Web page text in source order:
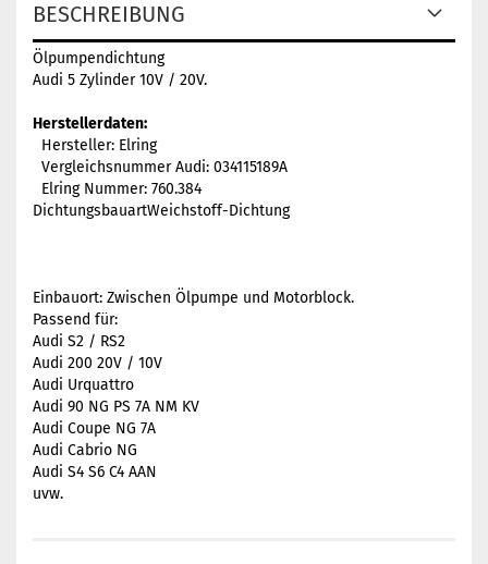
BESCHREIBUNG
Ölpumpendichtung
Audi 5 Zylinder 10V / 20V.
Herstellerdaten:
Hersteller: Elring
Vergleichsnummer Audi: 034115189A
Elring Nummer: 760.384
DichtungsbauartWeichstoff-Dichtung
Einbauort: Zwischen Ölpumpe und Motorblock.
Passend für:
Audi S2 / RS2
Audi 200 20V / 10V
Audi Urquattro
Audi 90 NG PS 7A NM KV
Audi Coupe NG 7A
Audi Cabrio NG
Audi S4 S6 C4 AAN
uvw.